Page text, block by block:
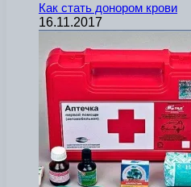
Как стать донором крови
16.11.2017